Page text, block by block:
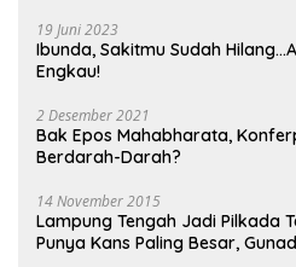
19 Juni 2023
Ibunda, Sakitmu Sudah
Engkau!
2 Desember 2021
Bak Epos Mahabharata,
Berdarah-Darah?
14 November 2015
Lampung Tengah Jadi Pilkada
Punya Kans Paling Besar,